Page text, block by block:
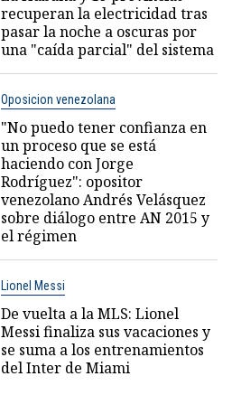
recuperan la electricidad tras
pasar la noche a oscuras por
una "caída parcial" del sistema
Oposicion venezolana
"No puedo tener confianza en
un proceso que se está
haciendo con Jorge
Rodríguez": opositor
venezolano Andrés Velásquez
sobre diálogo entre AN 2015 y
el régimen
Lionel Messi
De vuelta a la MLS: Lionel
Messi finaliza sus vacaciones y
se suma a los entrenamientos
del Inter de Miami